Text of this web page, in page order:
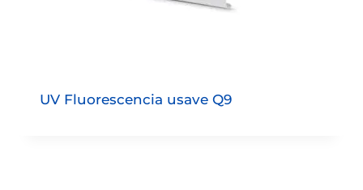
UV Fluorescencia usave Q9